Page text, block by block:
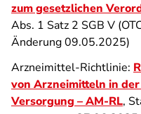
zum gesetzlichen
Abs. 1 Satz 2 SGB V
Änderung 09.05.2025)
Arzneimittel-Richtlinie:
von Arzneimitteln in
Versorgung – AM-RL,